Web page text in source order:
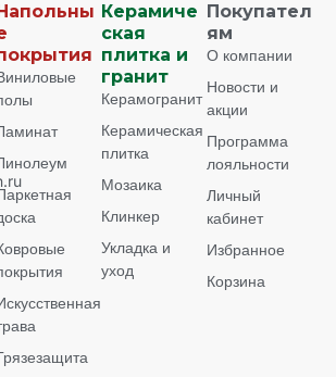
Напольны Керамиче
ская
плитка и
гранит
Керамогранит
Керамическая
плитка
Мозаика
Клинкер
Укладка и
уход
Покупател
ям
О компании
Новости и
акции
Программа
лояльности
Личный
кабинет
Избранное
Корзина